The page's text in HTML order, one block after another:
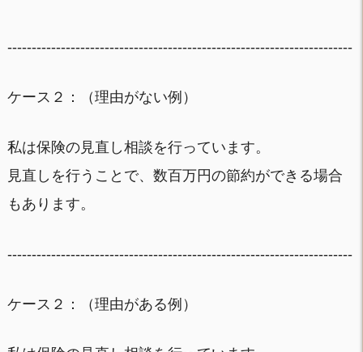
-----------------------------------------------------------------------
ケース２：（理由がない例）
私は保険の見直し相談を行っています。
見直しを行うことで、数百万円の節約ができる場合
もあります。
-----------------------------------------------------------------------
ケース２：（理由がある例）